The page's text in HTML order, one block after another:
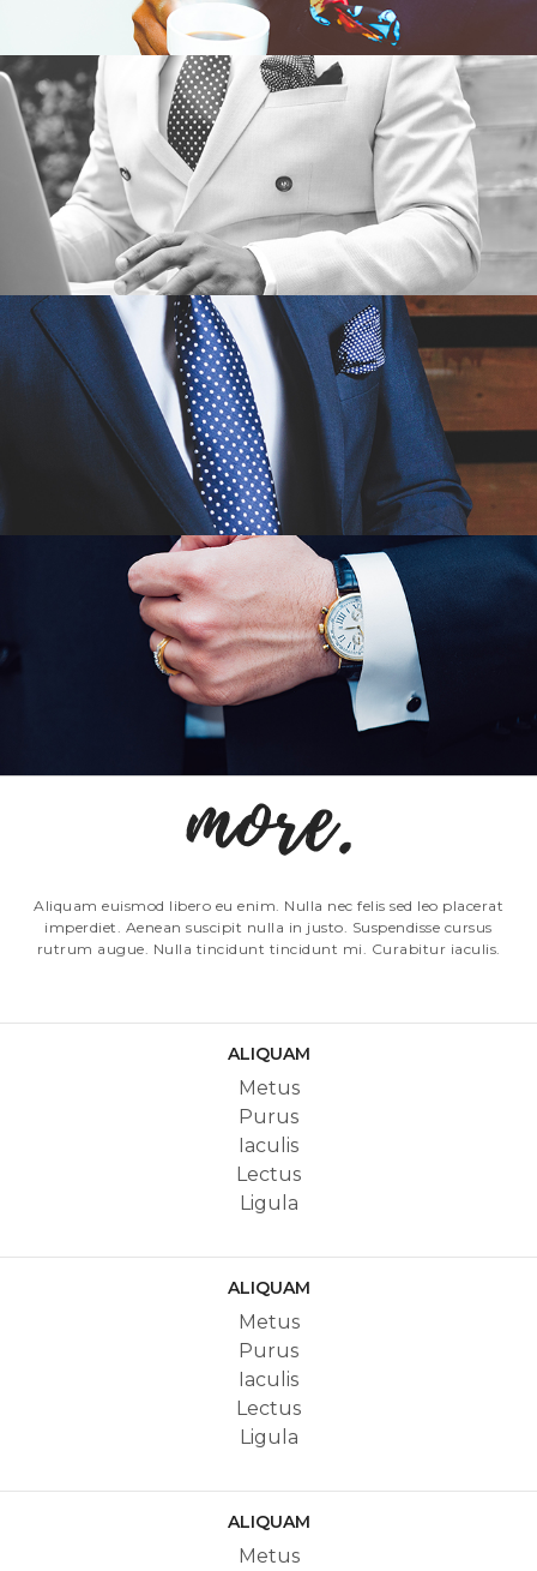
FELIS MAGNA
FELIS MAGNA
FELIS MAGNA
Aliquam euismod libero eu enim. Nulla nec felis sed leo placerat
imperdiet. Aenean suscipit nulla in justo. Suspendisse cursus
rutrum augue. Nulla tincidunt tincidunt mi. Curabitur iaculis.
ALIQUAM
Metus
Purus
Iaculis
Lectus
Ligula
ALIQUAM
Metus
Purus
Iaculis
Lectus
Ligula
ALIQUAM
Metus